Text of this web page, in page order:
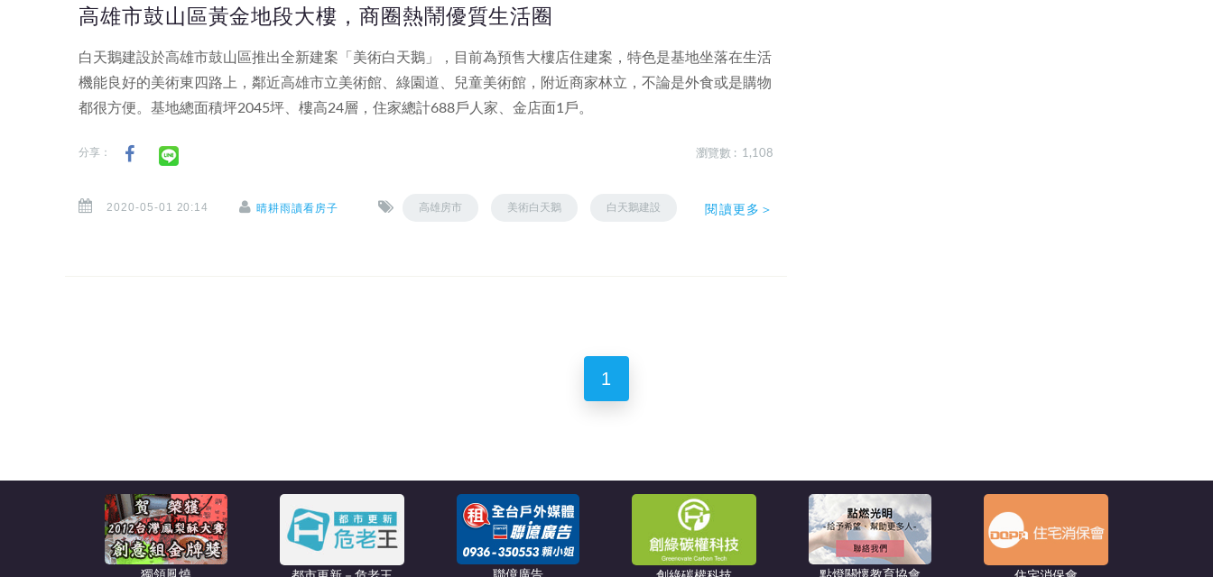
高雄市鼓山區黃金地段大樓，商圈熱鬧優質生活圈
白天鵝建設於高雄市鼓山區推出全新建案「美術白天鵝」，目前為預售大樓店住建案，特色是基地坐落在生活
機能良好的美術東四路上，鄰近高雄市立美術館、綠園道、兒童美術館，附近商家林立，不論是外食或是購物
都很方便。基地總面積坪2045坪、樓高24層，住家總計688戶人家、金店面1戶。
分享： 瀏覽數 : 1,108
2020-05-01 20:14 晴耕雨讀看房子 高雄房市 美術白天鵝 白天鵝建設 閱讀更多＞
1